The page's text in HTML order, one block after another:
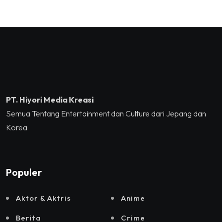
Tennis Indoor Senayan.
Kreatif RI,Pemprov DKI
PT. Hiyori Media Kreasi
Semua Tentang Entertainment dan Culture dari Jepang dan
Korea
Populer
Aktor & Aktris Anime
Berita Crime